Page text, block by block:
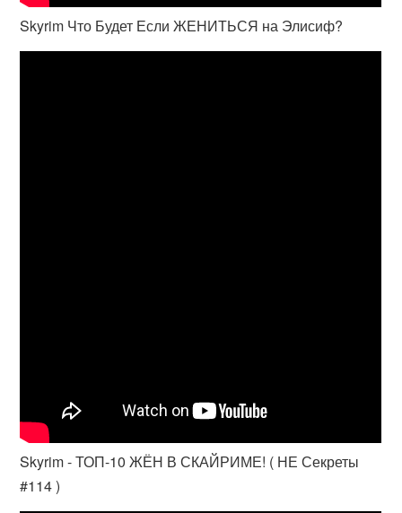
Skyrim Что Будет Если ЖЕНИТЬСЯ на Элисиф?
Skyrim - ТОП-10 ЖЁН В СКАЙРИМЕ! ( НЕ Секреты
#114 )